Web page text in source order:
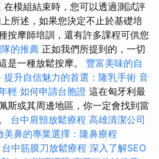
在模組結束時，您可以透過測試評
所述，如果您決定不止於基礎培
按摩師培訓，還有許多課程可供您
的推薦 正如我們所提到的，一切
是一種放鬆按摩。 豐富美味的自
提升自信魅力的首選：隆乳手術 音
輕 如何申請台胞證 這在匈牙利最
斯或其周邊地區，你一定會找到當
台中肩頸放鬆療程 高雄清潔公司
美鼻的專業選擇：隆鼻療程
台中筋膜刀放鬆療程 深入了解SEO